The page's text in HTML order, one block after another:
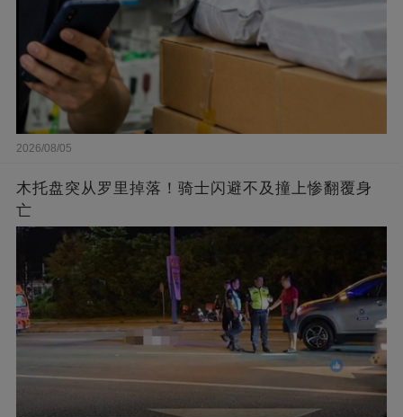
2026/08/05
木托盘突从罗里掉落！骑士闪避不及撞上惨翻覆身
亡